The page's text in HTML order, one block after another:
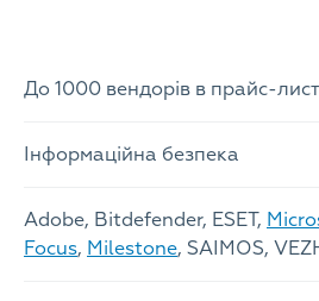
До 1000 вендорів в прайс-
Інформаційна безпека
Adobe, Bitdefender, ESET,
Focus, Milestone, SAIMOS,